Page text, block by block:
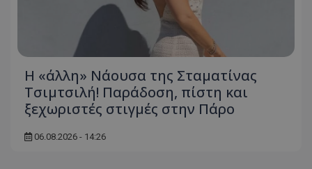
Η «άλλη» Νάουσα της Σταματίνας
Τσιμτσιλή! Παράδοση, πίστη και
ξεχωριστές στιγμές στην Πάρο
06.08.2026 - 14:26